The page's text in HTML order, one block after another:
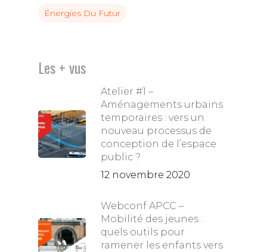
Énergies Du Futur
Les + vus
Atelier #1 –
Aménagements urbains
temporaires : vers un
nouveau processus de
conception de l’espace
public ?
12 novembre 2020
Webconf APCC –
Mobilité des jeunes :
quels outils pour
ramener les enfants vers